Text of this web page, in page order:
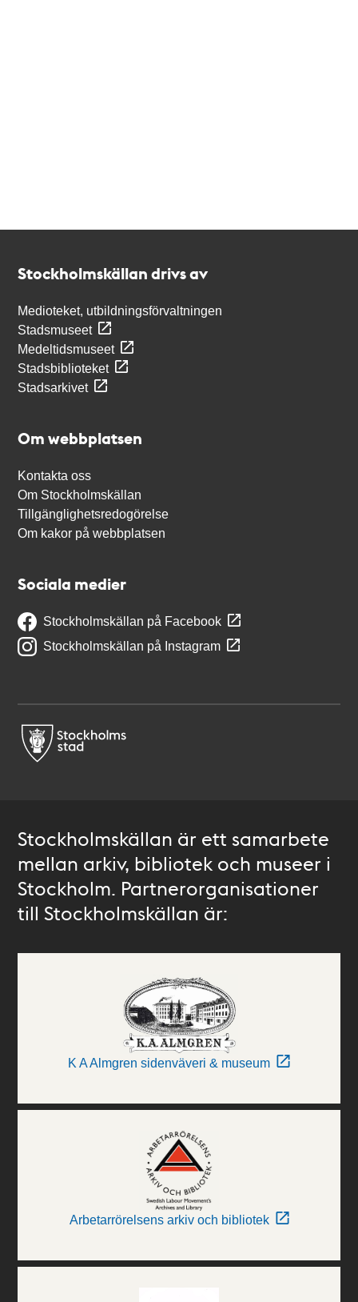
Stockholmskällan drivs av
Medioteket, utbildningsförvaltningen
Stadsmuseet
Medeltidsmuseet
Stadsbiblioteket
Stadsarkivet
Om webbplatsen
Kontakta oss
Om Stockholmskällan
Tillgänglighetsredogörelse
Om kakor på webbplatsen
Sociala medier
Stockholmskällan på Facebook
Stockholmskällan på Instagram
Stockholmskällan är ett samarbete
mellan arkiv, bibliotek och museer i
Stockholm. Partnerorganisationer
till Stockholmskällan är:
K A Almgren sidenväveri & museum
Arbetarrörelsens arkiv och bibliotek